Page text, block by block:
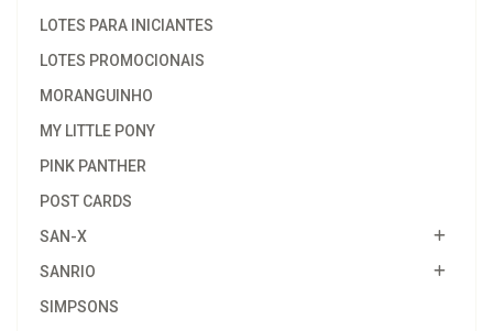
LOTES PARA INICIANTES
LOTES PROMOCIONAIS
MORANGUINHO
MY LITTLE PONY
PINK PANTHER
POST CARDS
SAN-X
SANRIO
SIMPSONS